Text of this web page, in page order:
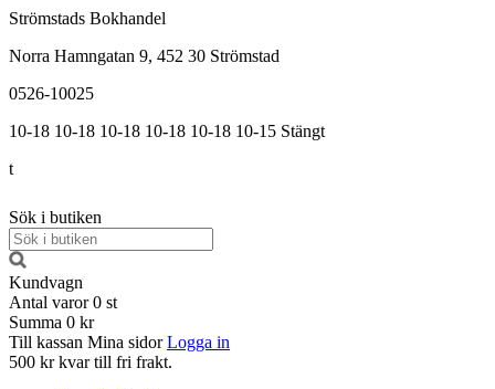
Strömstads Bokhandel
Norra Hamngatan 9, 452 30 Strömstad
0526-10025
10-18 10-18 10-18 10-18 10-18 10-15 Stängt
t
Sök i butiken
Kundvagn
Antal varor 0 st
Summa 0 kr
Till kassan Mina sidor Logga in
500 kr kvar till fri frakt.